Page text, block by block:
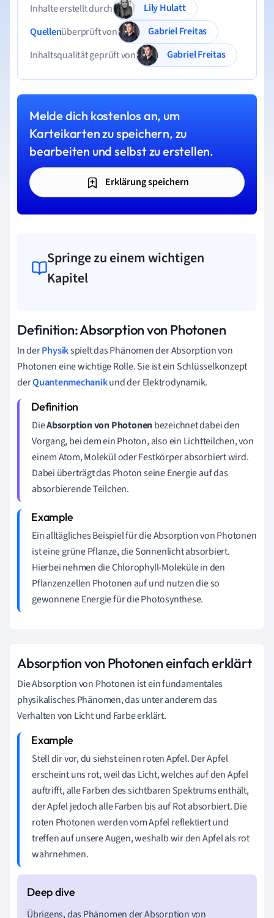
Inhalte erstellt durch
Lily Hulatt
Quellenüberprüft von
Gabriel Freitas
Inhaltsqualität geprüft von
Gabriel Freitas
Melde dich kostenlos an, um
Karteikarten zu speichern, zu
bearbeiten und selbst zu erstellen.
Erklärung speichern
Springe zu einem wichtigen
Kapitel
Definition: Absorption von Photonen
In derPhysikspielt das Phänomen der Absorption von
Photonen eine wichtige Rolle. Sie ist ein Schlüsselkonzept
derQuantenmechanikund der Elektrodynamik.
DieAbsorption von Photonenbezeichnet dabei den
Vorgang, bei dem ein Photon, also ein Lichtteilchen, von
einem Atom, Molekül oder Festkörper absorbiert wird.
Dabei überträgt das Photon seine Energie auf das
absorbierende Teilchen.
Ein alltägliches Beispiel für die Absorption von Photonen
ist eine grüne Pflanze, die Sonnenlicht absorbiert.
Hierbei nehmen die Chlorophyll-Moleküle in den
Pflanzenzellen Photonen auf und nutzen die so
gewonnene Energie für die Photosynthese.
Absorption von Photonen einfach erklärt
Die Absorption von Photonen ist ein fundamentales
physikalisches Phänomen, das unter anderem das
Verhalten von Licht und Farbe erklärt.
Stell dir vor, du siehst einen roten Apfel. Der Apfel
erscheint uns rot, weil das Licht, welches auf den Apfel
auftrifft, alle Farben des sichtbaren Spektrums enthält,
der Apfel jedoch alle Farben bis auf Rot absorbiert. Die
roten Photonen werden vom Apfel reflektiert und
treffen auf unsere Augen, weshalb wir den Apfel als rot
wahrnehmen.
Übrigens, das Phänomen der Absorption von